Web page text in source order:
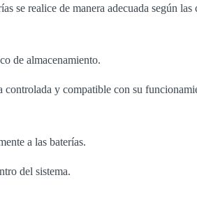
se realice de manera adecuada según las
de almacenamiento.
controlada y compatible con su
a las baterías.
del sistema.